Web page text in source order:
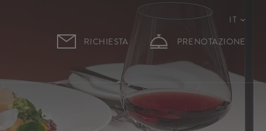
IT
RICHIESTA PRENOTAZIONE